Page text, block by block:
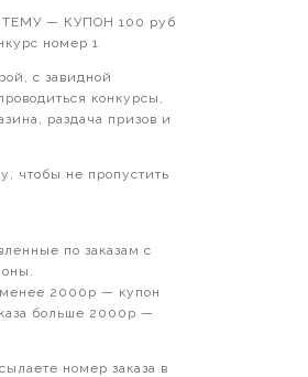
— КУПОН 100 руб
номер 1
с завидной
конкурсы,
раздача призов и
чтобы не пропустить
по заказам с
менее 2000р — купон
больше 2000р —
номер заказа в